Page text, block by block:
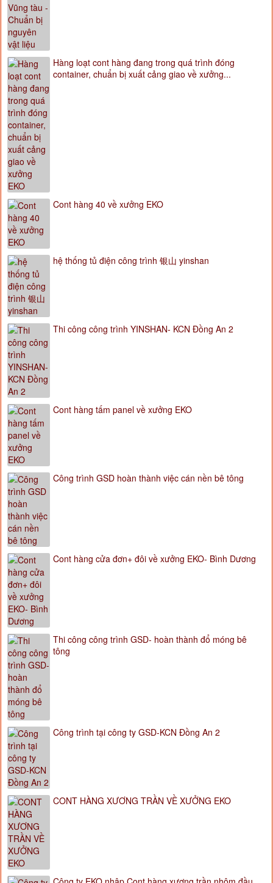
Hàng loạt cont hàng đang trong quá trình đóng
container, chuẩn bị xuất cảng giao về xưởng...
Cont hàng 40 về xưởng EKO
hệ thống tủ điện công trình 银山 yinshan
Thi công công trình YINSHAN- KCN Đồng An 2
Cont hàng tấm panel về xưởng EKO
Công trình GSD hoàn thành việc cán nền bê tông
Cont hàng cửa đơn+ đôi về xưởng EKO- Bình Dương
Thi công công trình GSD- hoàn thành đổ móng bê
tông
Công trình tại công ty GSD-KCN Đồng An 2
CONT HÀNG XƯƠNG TRẦN VỀ XƯỞNG EKO